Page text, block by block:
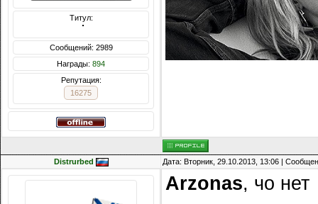
Титул:
  ̍̍̍̍̍̍̍̍̍̍̍̍̍̍̍̍̍̍̍̍̍̍̍̍̍̍̍̍̍̍̍̍̍̍̍̍̍̍̍̍̍̍̍̍̍̍
Сообщений: 2989
Награды: 894
Репутация:
16275
Distrurbed Дата: Вторник, 29.10.2013, 13:06 |
Arzonas, чо нет